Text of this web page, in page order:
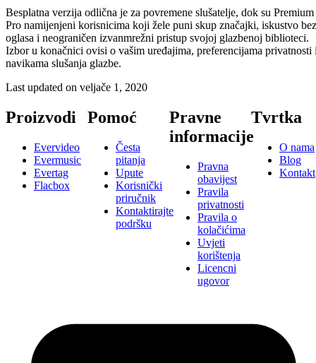
Besplatna verzija odlična je za povremene slušatelje, dok su
Pro namijenjeni korisnicima koji žele puni skup značajki, iskustvo bez
oglasa i neograničen izvanmrežni pristup svojoj glazbenoj biblioteci.
Izbor u konačnici ovisi o vašim uređajima, preferencijama privatnosti
navikama slušanja glazbe.
Last updated on veljače 1, 2020
Proizvodi
Evervideo
Evermusic
Evertag
Flacbox
Pomoć
Česta
pitanja
Upute
Korisnički
priručnik
Kontaktirajte
podršku
Pravne
informacije
Pravna
obavijest
Pravila
privatnosti
Pravila o
kolačićima
Uvjeti
korištenja
Licencni
ugovor
Tvrtka
O nama
Blog
Kontakt